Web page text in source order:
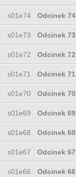
s01e74 Odcinek 74
s01e73 Odcinek 73
s01e72 Odcinek 72
s01e71 Odcinek 71
s01e70 Odcinek 70
s01e69 Odcinek 69
s01e68 Odcinek 68
s01e67 Odcinek 67
s01e66 Odcinek 66